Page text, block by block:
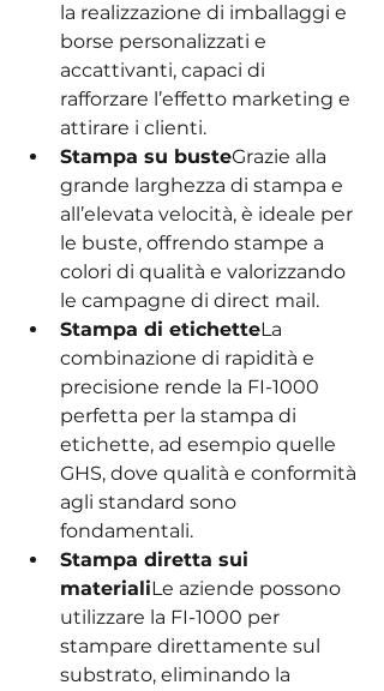
la realizzazione di imballaggi e
borse personalizzati e
accattivanti, capaci di
rafforzare l’effetto marketing e
attirare i clienti.
Stampa su busteGrazie alla
grande larghezza di stampa e
all’elevata velocità, è ideale per
le buste, offrendo stampe a
colori di qualità e valorizzando
le campagne di direct mail.
Stampa di etichetteLa
combinazione di rapidità e
precisione rende la FI-1000
perfetta per la stampa di
etichette, ad esempio quelle
GHS, dove qualità e conformità
agli standard sono
fondamentali.
Stampa diretta sui
materialiLe aziende possono
utilizzare la FI-1000 per
stampare direttamente sul
substrato, eliminando la